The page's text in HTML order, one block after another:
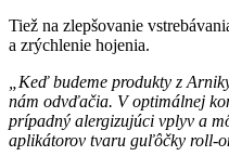
Tiež na zlepšovanie
a zrýchlenie hojenia.
„Keď budeme produkty z
nám odvďačia. V optimálnej
prípadný alergizujúci vplyv a
aplikátorov tvaru guľôčky roll-